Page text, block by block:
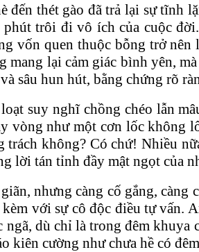
đến thét gào đã trả lại sự
trôi đi vô ích của cuộc
vốn quen thuộc bỗng trở
mang lại cảm giác bình yên,
sâu hun hút, bằng chứng rõ
suy nghĩ chồng chéo lẫn
vòng như một cơn lốc
không? Có chứ! Nhiều
lời tán tỉnh đầy mật ngọt của
nhưng càng cố gắng,
với sự cô độc điều tự vấn.
dù chỉ là trong đêm
kiên cường như chưa hề có